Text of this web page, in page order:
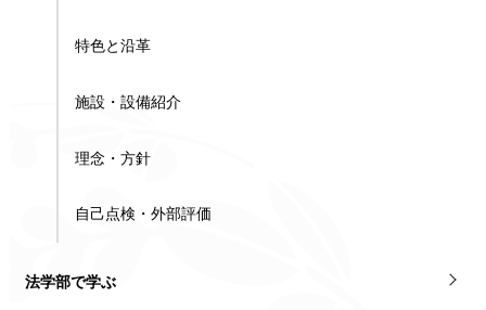
特色と沿革
施設・設備紹介
理念・方針
自己点検・外部評価
法学部で学ぶ